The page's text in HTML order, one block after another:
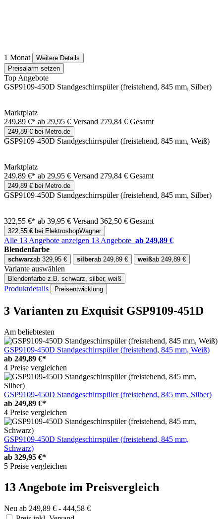
1 Monat
Weitere Details
Preisalarm setzen
Top Angebote
GSP9109-450D Standgeschirrspüler (freistehend, 845 mm, Silber)
Marktplatz
249,89 €* ab 29,95 € Versand 279,84 € Gesamt
249,89 € bei Metro.de
GSP9109-450D Standgeschirrspüler (freistehend, 845 mm, Weiß)
Marktplatz
249,89 €* ab 29,95 € Versand 279,84 € Gesamt
249,89 € bei Metro.de
GSP9109-450D Standgeschirrspüler (freistehend, 845 mm, Silber)
322,55 €* ab 39,95 € Versand 362,50 € Gesamt
322,55 € bei ElektroshopWagner
Alle 13 Angebote anzeigen 13 Angebote ab 249,89 €
Blendenfarbe
schwarzab 329,95 € silberab 249,89 € weißab 249,89 €
Variante auswählen
Blendenfarbe z.B. schwarz, silber, weiß
Produktdetails Preisentwicklung
3 Varianten zu Exquisit GSP9109-451D
Am beliebtesten
GSP9109-450D Standgeschirrspüler (freistehend, 845 mm, Weiß)
ab 249,89 €*
4 Preise vergleichen
GSP9109-450D Standgeschirrspüler (freistehend, 845 mm, Silber)
ab 249,89 €*
4 Preise vergleichen
GSP9109-450D Standgeschirrspüler (freistehend, 845 mm,
Schwarz)
ab 329,95 €*
5 Preise vergleichen
13 Angebote im Preisvergleich
Neu ab 249,89 € - 444,58 €